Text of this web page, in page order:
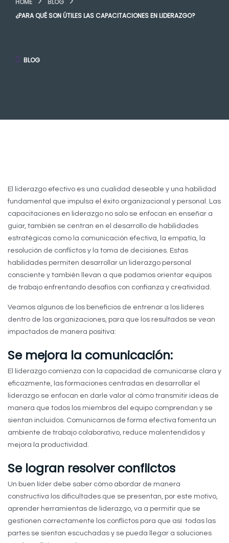
HOME
BLOG
¿PARA QUÉ SON ÚTILES LAS CAPACITACIONES EN LIDERAZGO?
BLOG
El liderazgo efectivo es una cualidad deseable y una habilidad
fundamental que impulsa el éxito organizacional y personal. Las
capacitaciones en liderazgo no solo se enfocan en enseñar a
guiar, también se centran en el desarrollo de habilidades
estratégicas como la comunicación efectiva, la empatía, la
resolución de conflictos y la toma de decisiones. Estas
habilidades permiten desarrollar un liderazgo personal
consciente y también llevan a que podamos orientar equipos
de trabajo enfrentando desafíos con confianza y creatividad.
Veamos algunos de los beneficios de entrenar a los líderes
dentro de las organizaciones, para que los resultados se vean
impactados de manera positiva:
Se mejora la comunicación:
El liderazgo comienza con la capacidad de comunicarse clara y
eficazmente, las formaciones centradas en desarrollar el
liderazgo se enfocan en darle valor al cómo transmitir ideas de
manera que todos los miembros del equipo comprendan y se
sientan incluidos. Comunicarnos de forma efectiva fomenta un
ambiente de trabajo colaborativo, reduce malentendidos y
mejora la productividad.
Se logran resolver conflictos
Un buen líder debe saber cómo abordar de manera
constructiva los dificultades que se presentan, por este motivo,
aprender herramientas de liderazgo, va a permitir que se
gestionen correctamente los conflictos para que así todas las
partes se sientan escuchadas y se pueda llegar a soluciones